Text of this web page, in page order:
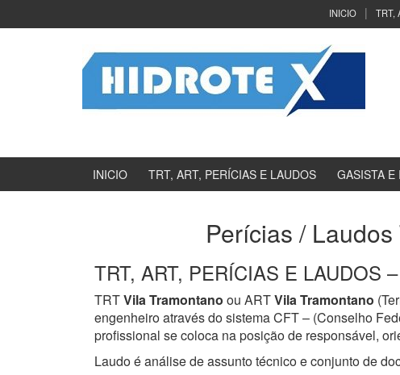
INICIO TRT,
INICIO TRT, ART, PERÍCIAS E LAUDOS GASISTA E
Perícias /
TRT, ART, PERÍCIAS E LAUDOS
TRTVila Tramontano ou ARTVila Tramontano
engenheiro através do sistema CFT – (Conselho
profissional se coloca na posição de responsável,
Laudo é análise de assunto técnico e conjunto de